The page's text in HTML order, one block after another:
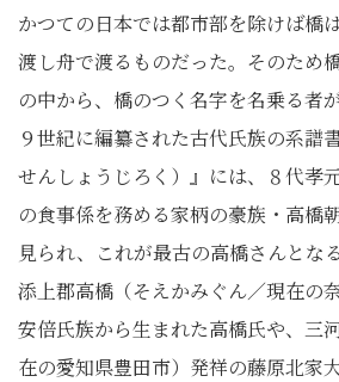
かつての日本では都市部を除けば橋
渡し舟で渡るものだった。そのため
の中から、橋のつく名字を名乗る者
９世紀に編纂された古代氏族の系譜
せんしょうじろく）』には、８代孝
の食事係を務める家柄の豪族・高橋
見られ、これが最古の高橋さんとな
添上郡高橋（そえかみぐん／現在の
安倍氏族から生まれた高橋氏や、三
在の愛知県豊田市）発祥の藤原北家